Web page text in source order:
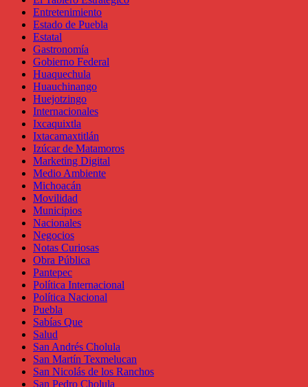
Entretenimiento
Estado de Puebla
Estatal
Gastronomía
Gobierno Federal
Huaquechula
Huauchinango
Huejotzingo
Internacionales
Ixcaquixtla
Ixtacamaxtitlán
Izúcar de Matamoros
Marketing Digital
Medio Ambiente
Michoacán
Movilidad
Municipios
Nacionales
Negocios
Notas Curiosas
Obra Pública
Pantepec
Política Internacional
Política Nacional
Puebla
Sabías Que
Salud
San Andrés Cholula
San Martín Texmelucan
San Nicolás de los Ranchos
San Pedro Cholula